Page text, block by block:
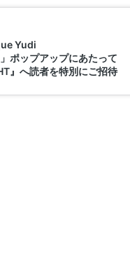
Yudi
ポップアップにあたって
』へ読者を特別にご招待